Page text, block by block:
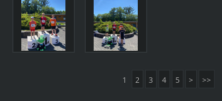
1 2 3 4 5 > >>